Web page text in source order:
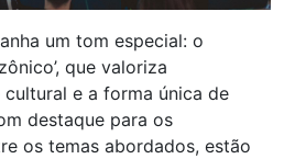
um tom especial: o
que valoriza
e a forma única de
destaque para os
os temas abordados, estão